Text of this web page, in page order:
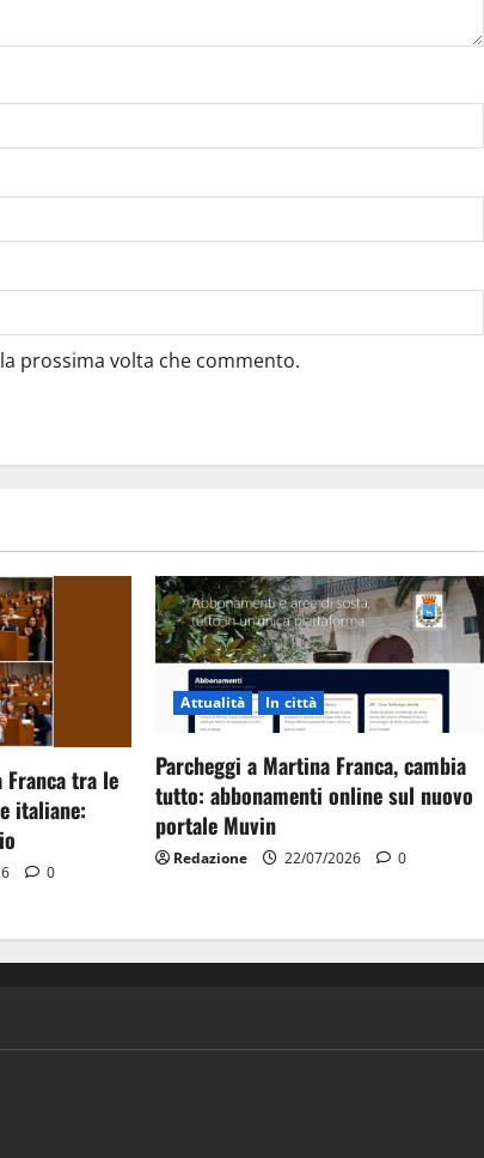
prossima volta che commento.
tra le
italiane:
0
Attualità In città
Parcheggi a Martina Franca, cambia
tutto: abbonamenti online sul nuovo
portale Muvin
Redazione 22/07/2026 0